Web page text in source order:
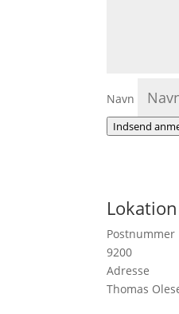
Navn
Indsend
Lokation
Postnummer
9200
Adresse
Thomas